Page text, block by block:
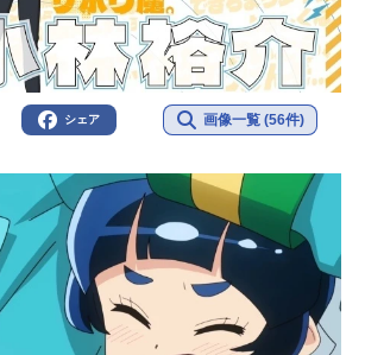
シェア 画像一覧 (56件)